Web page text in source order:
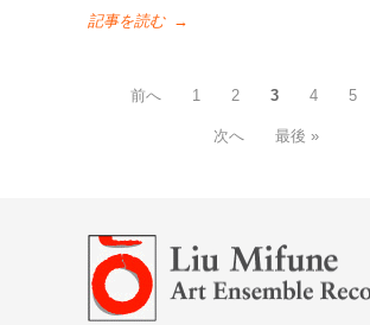
記事を読む →
前へ 1 2 3 4 5
次へ 最後 »